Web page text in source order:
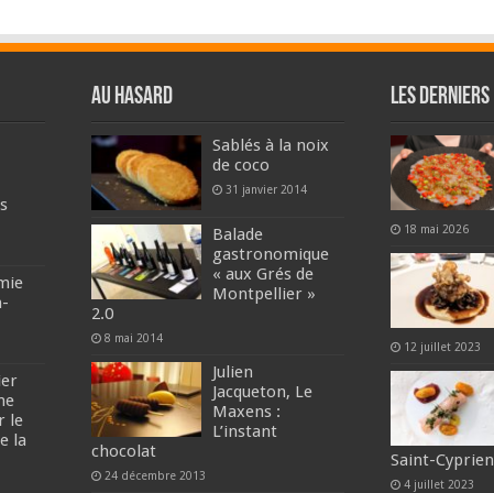
le
la
Au hasard
Sablés à la noix
de coco
31 janvier 2014
Balade
gastronomique
« aux Grés de
Montpellier »
2.0
8 mai 2014
Julien
Jacqueton, Le
Maxens :
L’instant
chocolat
24 décembre 2013
Les derniers
18 mai 2026
12 juillet 2023
Saint-Cyprien
4 juillet 2023